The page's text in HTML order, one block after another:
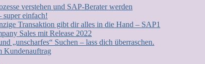
verstehen und SAP-Berater werden
super einfach!
Transaktion gibt dir alles in die Hand – SAP1
Sales mit Release 2022
„unscharfes“ Suchen – lass dich überraschen.
Kundenauftrag